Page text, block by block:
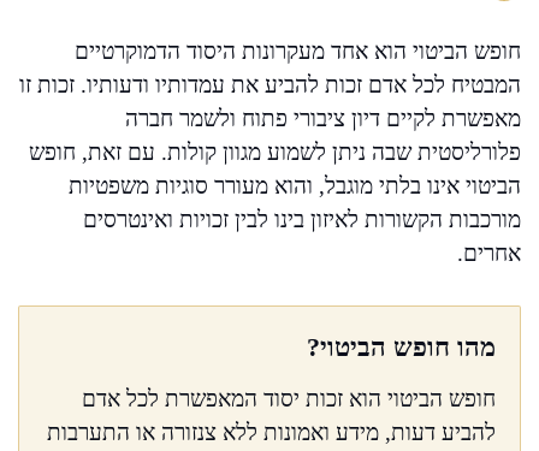
חופש הביטוי הוא אחד מעקרונות היסוד הדמוקרטיים
המבטיח לכל אדם זכות להביע את עמדותיו ודעותיו. זכות זו
מאפשרת לקיים דיון ציבורי פתוח ולשמר חברה
פלורליסטית שבה ניתן לשמוע מגוון קולות. עם זאת, חופש
הביטוי אינו בלתי מוגבל, והוא מעורר סוגיות משפטיות
מורכבות הקשורות לאיזון בינו לבין זכויות ואינטרסים
אחרים.
מהו חופש הביטוי?
חופש הביטוי הוא זכות יסוד המאפשרת לכל אדם
להביע דעות, מידע ואמונות ללא צנזורה או התערבות